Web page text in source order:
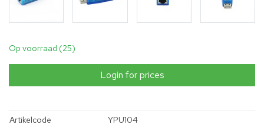
Op voorraad (25)
Login for prices
Artikelcode
YPU104